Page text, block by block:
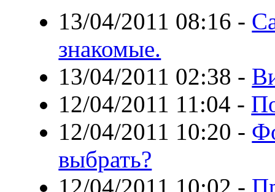
13/04/2011 08:16 -
знакомые.
13/04/2011 02:38 -
12/04/2011 11:04 -
12/04/2011 10:20 -
выбрать?
12/04/2011 10:02 -